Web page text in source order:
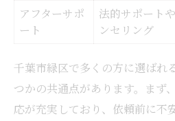
アフターサポ
ート
法的サポート
ンセリング
千葉市緑区で多くの方に選ばれ
つかの共通点があります。まず
応が充実しており、依頼前に不